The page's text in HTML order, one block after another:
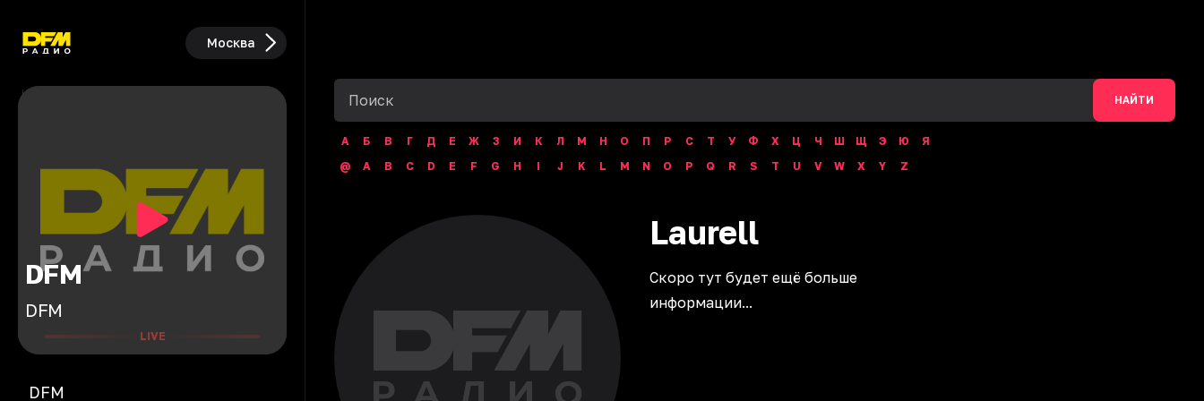
Москва
DFM
DFM
LIVE
DFM
НАЙТИ
А Б В Г Д Е Ж З И К Л М Н О П Р С Т У Ф Х Ц Ч Ш Щ Э Ю
Я
@
A B C D E F G H I J K L M N O P Q R S T U V W X Y Z
Laurell
Скоро тут будет ещё больше
информации...